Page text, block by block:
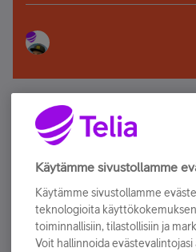
Älä jää paitsi –
Tilaa Telian uutiskirje ja olet
sähköpostiisi.
Tilaa nyt
Käytämme sivustollamme
Käytämme sivustollamme
teknologioita
toiminnallisiin, tilastollisiin ja
Voit hallinnoida evästevalintojasi